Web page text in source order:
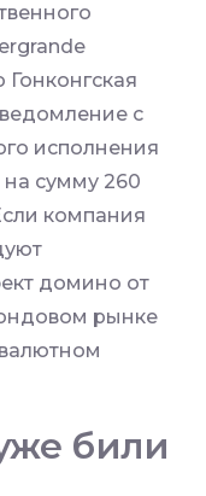
Гонконгская
с
исполнения
на сумму 260
компания
домино от
рынке
били